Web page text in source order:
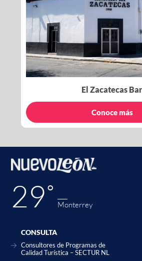
El Zacatecas Bar
Conoce más
29˚ Monterrey
CONSULTA
Consultores de Programas de
Calidad Turística – SECTUR NL